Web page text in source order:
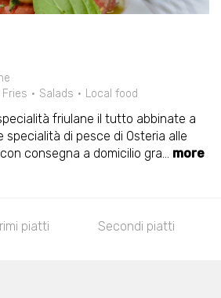
Fries Salads Local food
friulane il tutto abbinate a
specialità di pesce di Osteria alle
consegna a domicilio gra... more
piatti Secondi piatti